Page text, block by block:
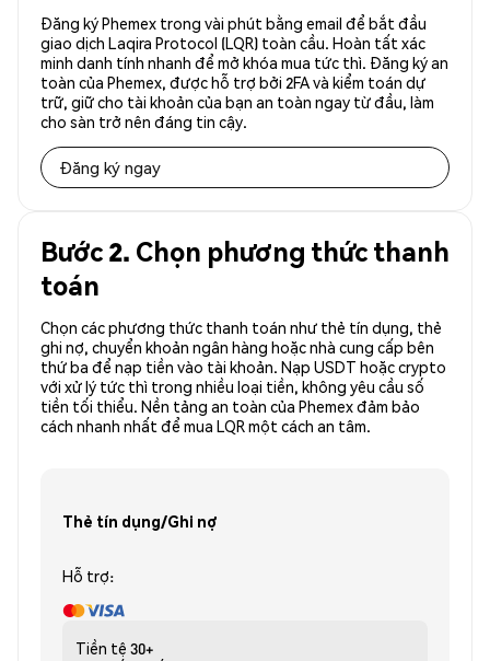
Đăng ký Phemex trong vài phút bằng email để bắt đầu
giao dịch Laqira Protocol (LQR) toàn cầu. Hoàn tất xác
minh danh tính nhanh để mở khóa mua tức thì. Đăng ký an
toàn của Phemex, được hỗ trợ bởi 2FA và kiểm toán dự
trữ, giữ cho tài khoản của bạn an toàn ngay từ đầu, làm
cho sàn trở nên đáng tin cậy.
Đăng ký ngay
Bước 2. Chọn phương thức thanh
toán
Chọn các phương thức thanh toán như thẻ tín dụng, thẻ
ghi nợ, chuyển khoản ngân hàng hoặc nhà cung cấp bên
thứ ba để nạp tiền vào tài khoản. Nạp USDT hoặc crypto
với xử lý tức thì trong nhiều loại tiền, không yêu cầu số
tiền tối thiểu. Nền tảng an toàn của Phemex đảm bảo
cách nhanh nhất để mua LQR một cách an tâm.
Thẻ tín dụng/Ghi nợ
Hỗ trợ:
Tiền tệ 30+